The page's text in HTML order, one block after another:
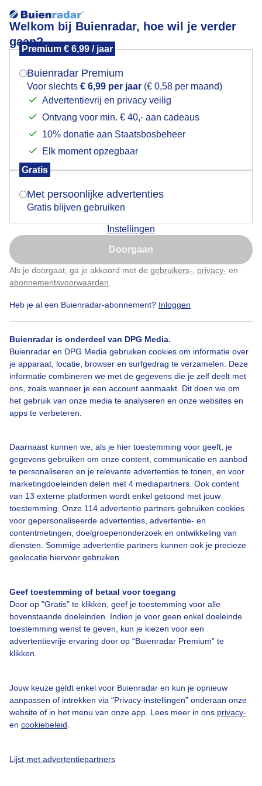
Welkom bij Buienradar, hoe wil je verder
gaan?
Premium € 6,99 / jaar
Buienradar Premium
Voor slechts € 6,99 per jaar (€ 0,58 per maand)
Advertentievrij en privacy veilig
Ontvang voor min. € 40,- aan cadeaus
10% donatie aan Staatsbosbeheer
Elk moment opzegbaar
Gratis
Met persoonlijke advertenties
Gratis blijven gebruiken
Instellingen
Doorgaan
Als je doorgaat, ga je akkoord met de gebruikers- privacy- en
abonnementsvoorwaarden
Heb je al een Buienradar-abonnement? Inloggen
Buienradar is onderdeel van DPG Media.
Buienradar en DPG Media gebruiken cookies om informatie over
je apparaat, locatie, browser en surfgedrag te verzamelen. Deze
informatie combineren we met de gegevens die je zelf deelt met
ons, zoals wanneer je een account aanmaakt. Dit doen we om
het gebruik van onze media te analyseren en onze websites en
apps te verbeteren.
Daarnaast kunnen we, als je hier toestemming voor geeft, je
gegevens gebruiken om onze content, communicatie en aanbod
te personaliseren en je relevante advertenties te tonen, en voor
marketingdoeleinden delen met 4 mediapartners. Ook content
van 13 externe platformen wordt enkel getoond met jouw
toestemming. Onze 114 advertentie partners gebruiken cookies
voor gepersonaliseerde advertenties, advertentie- en
contentmetingen, doelgroepenonderzoek en ontwikkeling van
diensten. Sommige advertentie partners kunnen ook je precieze
geolocatie hiervoor gebruiken.
Geef toestemming of betaal voor toegang
Door op "Gratis" te klikken, geef je toestemming voor alle
bovenstaande doeleinden. Indien je voor geen enkel doeleinde
toestemming wenst te geven, kun je kiezen voor een
advertentievrije ervaring door op “Buienradar Premium” te
klikken.
Jouw keuze geldt enkel voor Buienradar en kun je opnieuw
aanpassen of intrekken via “Privacy-instellingen” onderaan onze
website of in het menu van onze app. Lees meer in ons privacy-
en cookiebeleid
Lijst met advertentiepartners
prachtig weer,wel wat bewolking vanmiddag..maar
Heerlijkweer Richtingstrandlopen Watbewolking
Een moment geduld aub...
Over Buienradar
Bedrijfsgegevens
Veelgestelde vragen
Toegankelijkheid
Gebruikersvoorwaarden
Adverteren
Mogen we je locatie gebruiken voor het
Indien je hier nog geen akkoord op hebt gegeven,
verschijnt er zo een pop-up uit je browser waarin
Is goed, toon de popup
Nu niet, misschien later
Klik hierom dit aan te passen